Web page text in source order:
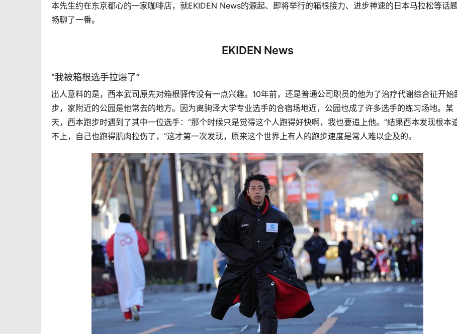
本先生约在东京都心的一家咖啡店，就EKIDEN News的源起、 即将举行的箱根接力、进步神速的日本马拉松等话
畅聊了一番。
EKIDEN News
“我被箱根选手拉爆了”
出人意料的是，西本武司原先对箱根驿传没有一点兴趣。 10年前，还是普通公司职员的他为了治疗代谢综合征开始
步， 家附近的公园是他常去的地方。因为离驹泽大学专业选手的合宿场地近，公园也成了许多选手的练习场地。某
天，西本跑步时遇到了其中一位选手：“那个时候只是觉得这个人跑得好快啊，我也要追上他。 ”结果西本发现根本
不上，自己也跑得肌肉拉伤了，“这才第一次发现，原来这个世界上有人的跑步速度是常人难以企及的。